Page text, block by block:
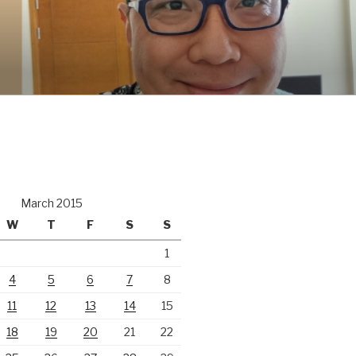
March 2015
W T F S S
1
4 5 6 7
8
11 12 13 14
15
18 19 20 21
22